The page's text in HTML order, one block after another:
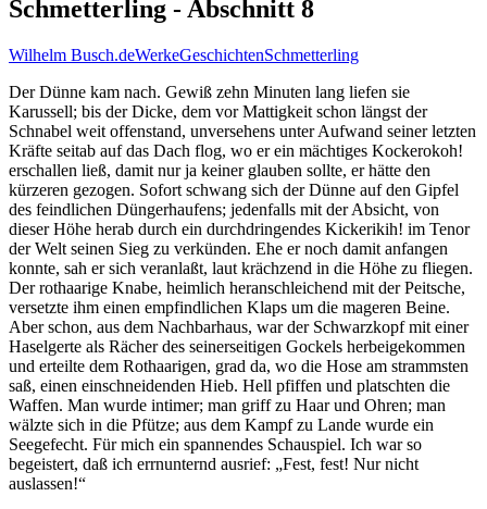
Schmetterling - Abschnitt 8
Wilhelm Busch.deWerkeGeschichtenSchmetterling
Der Dünne kam nach. Gewiß zehn Minuten lang liefen sie
Karussell; bis der Dicke, dem vor Mattigkeit schon längst der
Schnabel weit offenstand, unversehens unter Aufwand seiner letzten
Kräfte seitab auf das Dach flog, wo er ein mächtiges Kockerokoh!
erschallen ließ, damit nur ja keiner glauben sollte, er hätte den
kürzeren gezogen. Sofort schwang sich der Dünne auf den Gipfel
des feindlichen Düngerhaufens; jedenfalls mit der Absicht, von
dieser Höhe herab durch ein durchdringendes Kickerikih! im Tenor
der Welt seinen Sieg zu verkünden. Ehe er noch damit anfangen
konnte, sah er sich veranlaßt, laut krächzend in die Höhe zu fliegen.
Der rothaarige Knabe, heimlich heranschleichend mit der Peitsche,
versetzte ihm einen empfindlichen Klaps um die mageren Beine.
Aber schon, aus dem Nachbarhaus, war der Schwarzkopf mit einer
Haselgerte als Rächer des seinerseitigen Gockels herbeigekommen
und erteilte dem Rothaarigen, grad da, wo die Hose am strammsten
saß, einen einschneidenden Hieb. Hell pfiffen und platschten die
Waffen. Man wurde intimer; man griff zu Haar und Ohren; man
wälzte sich in die Pfütze; aus dem Kampf zu Lande wurde ein
Seegefecht. Für mich ein spannendes Schauspiel. Ich war so
begeistert, daß ich errnunternd ausrief: „Fest, fest! Nur nicht
auslassen!“